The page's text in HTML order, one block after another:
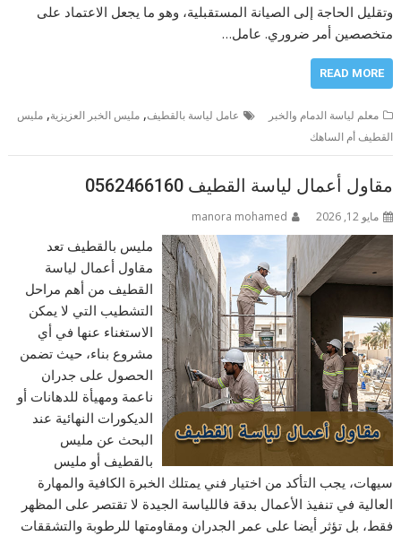
وتقليل الحاجة إلى الصيانة المستقبلية، وهو ما يجعل الاعتماد على
متخصصين أمر ضروري. عامل…
READ MORE
معلم لياسة الدمام والخبر عامل لياسة بالقطيف,مليس الخبر العزيزية,مليس
القطيف أم الساهك
مقاول أعمال لياسة القطيف 0562466160
مايو 12, 2026 manora mohamed
مليس بالقطيف تعد
مقاول أعمال لياسة
القطيف من أهم مراحل
التشطيب التي لا يمكن
الاستغناء عنها في أي
مشروع بناء، حيث تضمن
الحصول على جدران
ناعمة ومهيأة للدهانات أو
الديكورات النهائية عند
البحث عن مليس
بالقطيف أو مليس
سيهات، يجب التأكد من اختيار فني يمتلك الخبرة الكافية والمهارة
العالية في تنفيذ الأعمال بدقة فاللياسة الجيدة لا تقتصر على المظهر
فقط، بل تؤثر أيضا على عمر الجدران ومقاومتها للرطوبة والتشققات